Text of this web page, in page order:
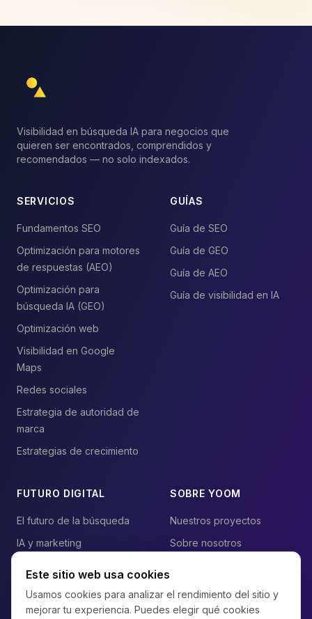
Visibilidad en búsqueda IA para negocios que
quieren ser encontrados, comprendidos y
recomendados — no solo indexados.
SERVICIOS
Fundamentos SEO
Optimización para motores
de respuestas (AEO)
Optimización para
búsqueda IA (GEO)
Optimización web
Visibilidad en Google
Maps
Redes sociales
Estrategia de autoridad de
marca
Estrategias de crecimiento
GUÍAS
Guía de SEO
Guía de GEO
Guía de AEO
Guía de visibilidad en IA
FUTURO DIGITAL
El futuro de la búsqueda
IA y marketing
SOBRE YOOM
Nuestros proyectos
Sobre nosotros
Mapa del sitio
Este sitio web usa cookies
Usamos cookies para analizar el rendimiento del sitio y
mejorar tu experiencia. Puedes elegir qué cookies